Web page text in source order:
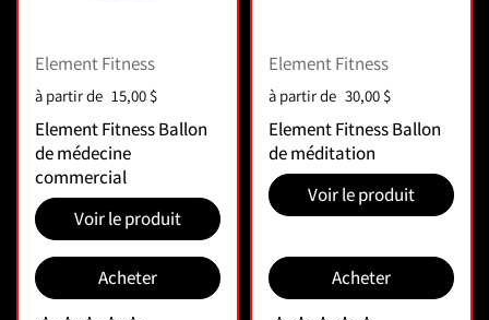
Element Fitness
Prix :
à partir de 15,00 $
Element Fitness Ballon
de médecine
commercial
Voir le produit
Acheter
Element Fitness
Prix :
à partir de 30,00 $
Element Fitness Ballon
de méditation
Voir le produit
Acheter